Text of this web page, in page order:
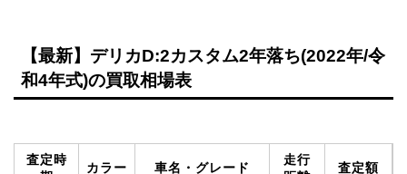
【最新】デリカD:2カスタム2年落ち(2022年/令
和4年式)の買取相場表
査定時
カラー 車名・グレード
走行
査定額